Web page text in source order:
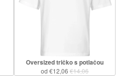
Oversized tričko s potlačou
od €12,06 €14,06